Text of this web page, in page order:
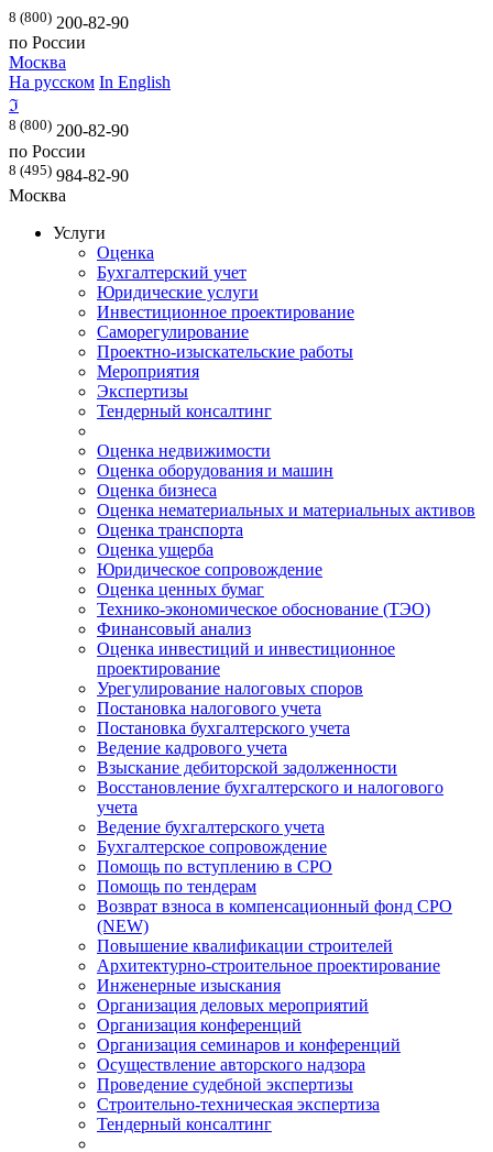
8 (800) 200-82-90
по России
Москва
На русском In English
ℑ
8 (800) 200-82-90
по России
8 (495) 984-82-90
Москва
Услуги
Оценка
Бухгалтерский учет
Юридические услуги
Инвестиционное проектирование
Саморегулирование
Проектно-изыскательские работы
Мероприятия
Экспертизы
Тендерный консалтинг
Оценка недвижимости
Оценка оборудования и машин
Оценка бизнеса
Оценка нематериальных и материальных активов
Оценка транспорта
Оценка ущерба
Юридическое сопровождение
Оценка ценных бумаг
Технико-экономическое обоснование (ТЭО)
Финансовый анализ
Оценка инвестиций и инвестиционное
проектирование
Урегулирование налоговых споров
Постановка налогового учета
Постановка бухгалтерского учета
Ведение кадрового учета
Взыскание дебиторской задолженности
Восстановление бухгалтерского и налогового
учета
Ведение бухгалтерского учета
Бухгалтерское сопровождение
Помощь по вступлению в СРО
Помощь по тендерам
Возврат взноса в компенсационный фонд СРО
(NEW)
Повышение квалификации строителей
Архитектурно-строительное проектирование
Инженерные изыскания
Организация деловых мероприятий
Организация конференций
Организация семинаров и конференций
Осуществление авторского надзора
Проведение судебной экспертизы
Строительно-техническая экспертиза
Тендерный консалтинг